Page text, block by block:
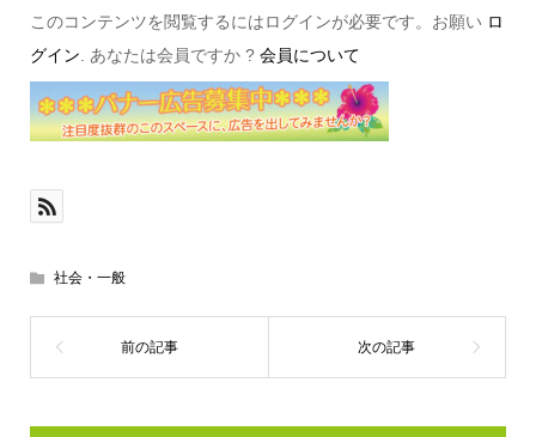
このコンテンツを閲覧するにはログインが必要です。お願い ロ
グイン . あなたは会員ですか ? 会員について
社会・一般